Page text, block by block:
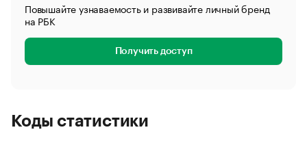
Повышайте узнаваемость и развивайте личный бренд
на РБК
Получить доступ
Коды статистики